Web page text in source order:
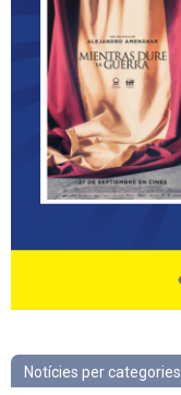
Notícies per categories